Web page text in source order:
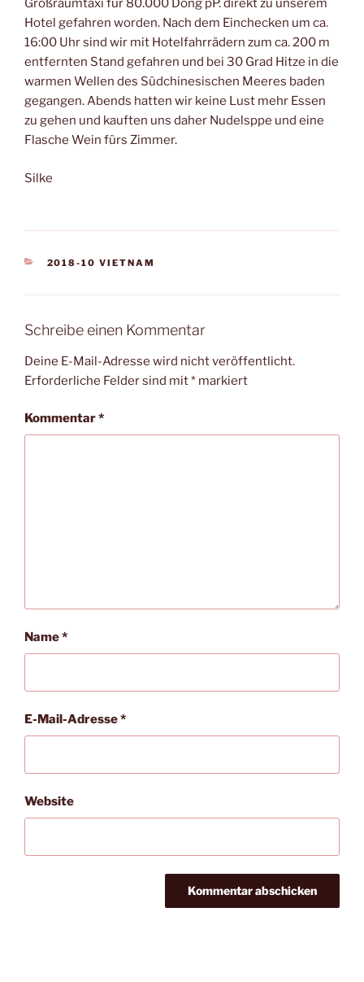
Großraumtaxi für 80.000 Dong pP. direkt zu unserem
Hotel gefahren worden. Nach dem Einchecken um ca.
16:00 Uhr sind wir mit Hotelfahrrädern zum ca. 200 m
entfernten Stand gefahren und bei 30 Grad Hitze in die
warmen Wellen des Südchinesischen Meeres baden
gegangen. Abends hatten wir keine Lust mehr Essen
zu gehen und kauften uns daher Nudelsppe und eine
Flasche Wein fürs Zimmer.
Silke
KATEGORIEN
2018-10 VIETNAM
Schreibe einen Kommentar
Deine E-Mail-Adresse wird nicht veröffentlicht.
Erforderliche Felder sind mit* markiert
Kommentar*
Name*
E-Mail-Adresse*
Website